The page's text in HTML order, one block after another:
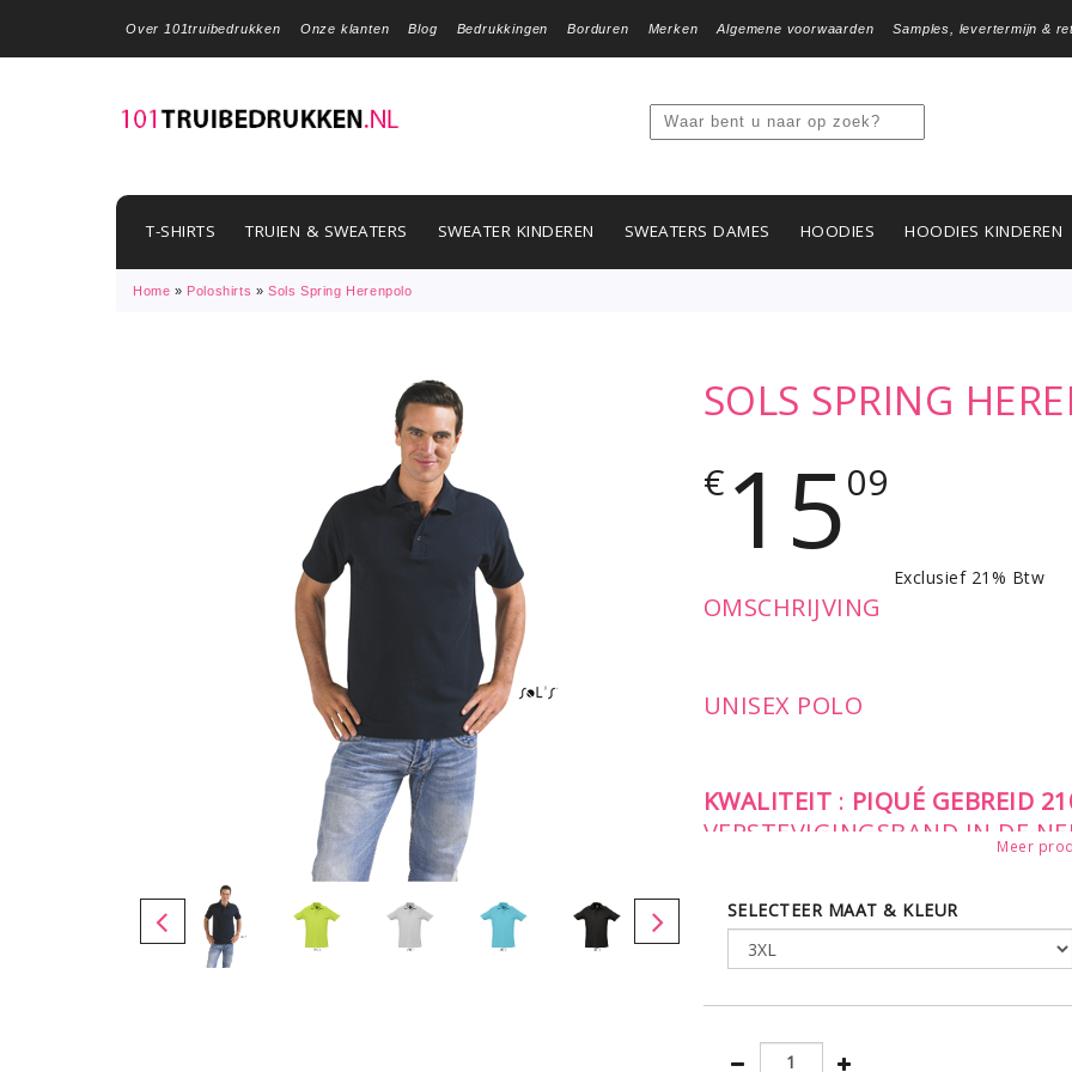
Over 101truibedrukken Onze klanten Blog Bedrukkingen Borduren Merken Algemene voorwaarden Samples, levertermijn &
T-SHIRTS TRUIEN & SWEATERS SWEATER KINDEREN SWEATERS DAMES HOODIES HOODIES KINDEREN
Home » Poloshirts »Sols Spring Herenpolo
SOLS SPRING
€ 1509
Exclusief 21% Btw
OMSCHRIJVING
UNISEX POLO
KWALITEIT : PIQUÉ GEBREID
VERSTEVIGINGSBAND IN DE
KNOOPSLUITING - GEWICHT:
STIJL:KLASSIEK3-
RECHT AFGEWERKTE
ZIJNAAD
Productpluspunten:
LEVERBAAR IN DE MATEN
Meer
SELECTEER MAAT & KLEUR